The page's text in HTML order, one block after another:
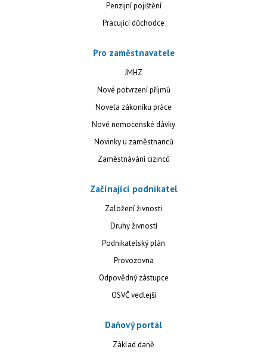
Penzijní pojištění
Pracující důchodce
Pro zaměstnavatele
JMHZ
Nové potvrzení příjmů
Novela zákoníku práce
Nové nemocenské dávky
Novinky u zaměstnanců
Zaměstnávání cizinců
Začínající podnikatel
Založení živnosti
Druhy živností
Podnikatelský plán
Provozovna
Odpovědný zástupce
OSVČ vedlejší
Daňový portál
Základ daně